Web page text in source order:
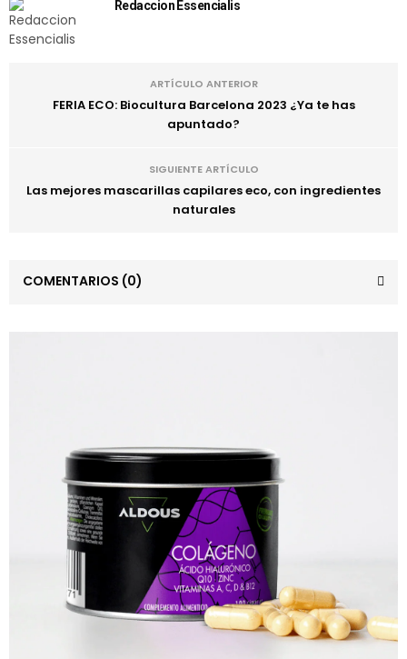
Redaccion Essencialis
ARTÍCULO ANTERIOR
FERIA ECO: Biocultura Barcelona 2023 ¿Ya te has
apuntado?
SIGUIENTE ARTÍCULO
Las mejores mascarillas capilares eco, con ingredientes
naturales
COMENTARIOS (0)